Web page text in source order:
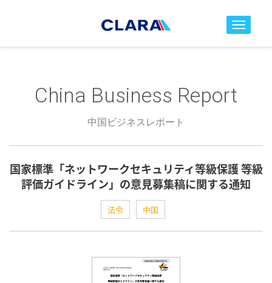
toggle
China Business Report
中国ビジネスレポート
国家標準「ネットワークセキュリティ等級保護 等級
評価ガイドライン」の意見募集稿に関する通知
法令 中国